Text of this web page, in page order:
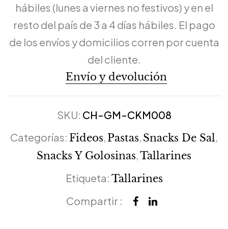
hábiles (lunes a viernes no festivos) y en el
resto del país de 3 a 4 días hábiles. El pago
de los envíos y domicilios corren por cuenta
del cliente.
Envío y devolución
SKU: CH-GM-CKM008
Categorías: Fideos Pastas Snacks De Sal
Snacks Y Golosinas Tallarines
Etiqueta: Tallarines
Compartir :